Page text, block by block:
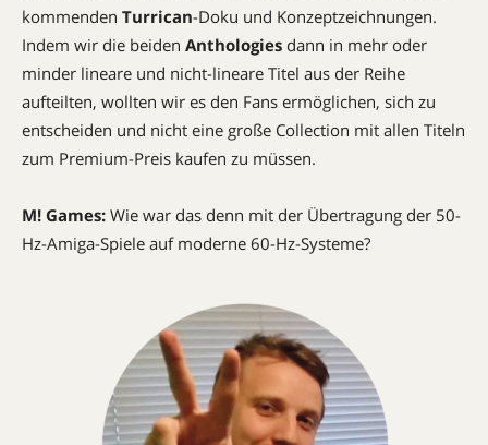
kommenden Turrican-Doku und Konzeptzeichnungen.
Indem wir die beiden Anthologies dann in mehr oder
minder lineare und nicht-lineare Titel aus der Reihe
aufteilten, wollten wir es den Fans ermöglichen, sich zu
entscheiden und nicht eine große Collection mit allen Titeln
zum Premium-Preis kaufen zu müssen.
M! Games: Wie war das denn mit der Übertragung der 50-
Hz-Amiga-Spiele auf moderne 60-Hz-Systeme?